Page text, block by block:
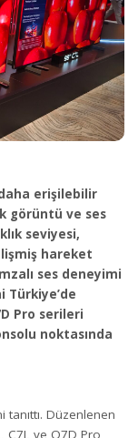
daha erişilebilir
görüntü ve ses
seviyesi,
hareket
ses deneyimi
Türkiye’de
Pro serileri
noktasında
tanıttı. Düzenlenen
C7L ve Q7D Pro